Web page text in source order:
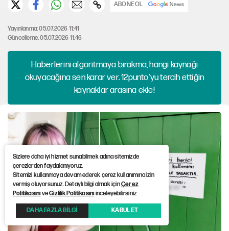
ABONE OL
Yayınlanma: 05.07.2026 11:41
Güncelleme: 05.07.2026 11:46
Haberlerini algoritmaya bırakma, hangi kaynağı
okuyacağına sen karar ver. 12punto'yu tercih ettiğin
kaynaklar arasına ekle!
Sizlere daha iyi hizmet sunabilmek adına sitemizde
çerezlerden faydalanıyoruz.
Sitemizi kullanmaya devam ederek çerez kullanımına izin
vermiş oluyorsunuz. Detaylı bilgi almak içinÇerez
PolitikasınıveGizlilik Politikasınıinceleyebilirsiniz
DAHA FAZLA BİLGİ KABUL ET